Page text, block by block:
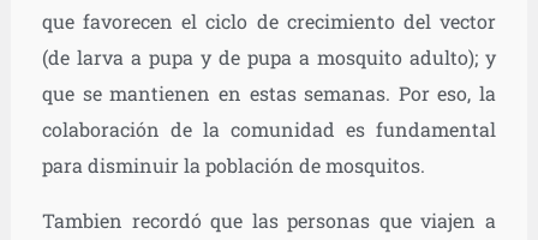
que favorecen el ciclo de crecimiento del vector
(de larva a pupa y de pupa a mosquito adulto); y
que se mantienen en estas semanas. Por eso, la
colaboración de la comunidad es fundamental
para disminuir la población de mosquitos.
Tambien recordó que las personas que viajen a